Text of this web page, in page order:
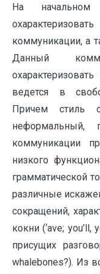
На начальном
коммуникации, а
Данный
ведется в
Причем стиль
неформальный,
коммуникации
низкого
грамматической
различные
сокращений,
кокни (‘ave; you’ll,
присущих
whalebones?). Из